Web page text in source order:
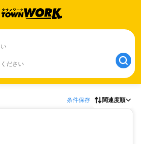
ださい
条件保存 関連度順